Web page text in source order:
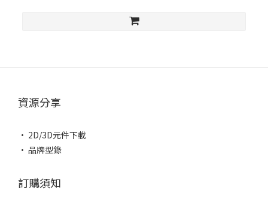
資源分享
• 2D/3D元件下載
• 品牌型錄
訂購須知